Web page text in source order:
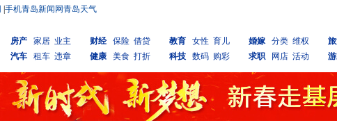
青岛天气
手机青岛新闻网
房产 家居 业主
汽车
租车 违章
财经 保险 借贷
健康
美食 打折
教育 女性 育儿
科技
数码 购彩
婚嫁 分类 维权
求职
网店 活动